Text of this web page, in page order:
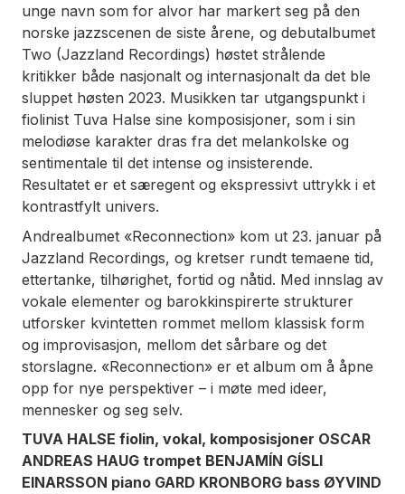
unge navn som for alvor har markert seg på den
norske jazzscenen de siste årene, og debutalbumet
Two (Jazzland Recordings) høstet strålende
kritikker både nasjonalt og internasjonalt da det ble
sluppet høsten 2023. Musikken tar utgangspunkt i
fiolinist Tuva Halse sine komposisjoner, som i sin
melodiøse karakter dras fra det melankolske og
sentimentale til det intense og insisterende.
Resultatet er et særegent og ekspressivt uttrykk i et
kontrastfylt univers.
Andrealbumet «Reconnection» kom ut 23. januar på
Jazzland Recordings, og kretser rundt temaene tid,
ettertanke, tilhørighet, fortid og nåtid. Med innslag av
vokale elementer og barokkinspirerte strukturer
utforsker kvintetten rommet mellom klassisk form
og improvisasjon, mellom det sårbare og det
storslagne. «Reconnection» er et album om å åpne
opp for nye perspektiver – i møte med ideer,
mennesker og seg selv.
TUVA HALSE fiolin, vokal, komposisjoner OSCAR
ANDREAS HAUG trompet BENJAMÍN GÍSLI
EINARSSON piano GARD KRONBORG bass ØYVIND